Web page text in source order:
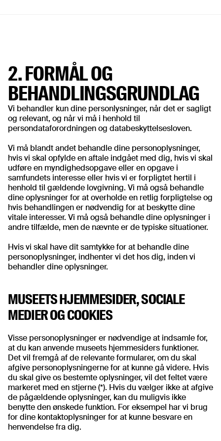
2. FORMÅL OG
BEHANDLINGSGRUNDLAG
Vi behandler kun dine personlysninger, når det er sagligt
og relevant, og når vi må i henhold til
persondataforordningen og databeskyttelsesloven.
Vi må blandt andet behandle dine personoplysninger,
hvis vi skal opfylde en aftale indgået med dig, hvis vi skal
udføre en myndighedsopgave eller en opgave i
samfundets interesse eller hvis vi er forpligtet hertil i
henhold til gældende lovgivning. Vi må også behandle
dine oplysninger for at overholde en retlig forpligtelse og
hvis behandlingen er nødvendig for at beskytte dine
vitale interesser. Vi må også behandle dine oplysninger i
andre tilfælde, men de nævnte er de typiske situationer.
Hvis vi skal have dit samtykke for at behandle dine
personoplysninger, indhenter vi det hos dig, inden vi
behandler dine oplysninger.
MUSEETS HJEMMESIDER, SOCIALE
MEDIER OG COOKIES
Visse personoplysninger er nødvendige at indsamle for,
at du kan anvende museets hjemmesiders funktioner.
Det vil fremgå af de relevante formularer, om du skal
afgive personoplysningerne for at kunne gå videre. Hvis
du skal give os bestemte oplysninger, vil det feltet være
markeret med en stjerne (*). Hvis du vælger ikke at afgive
de pågældende oplysninger, kan du muligvis ikke
benytte den ønskede funktion. For eksempel har vi brug
for dine kontaktoplysninger for at kunne besvare en
henvendelse fra dig.